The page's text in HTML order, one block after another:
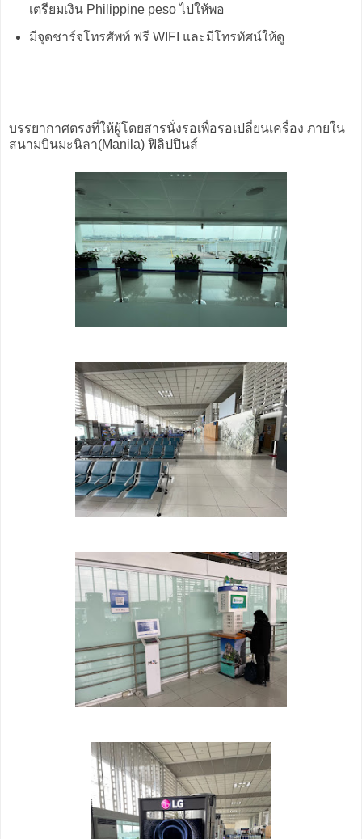
เตรียมเงิน Philippine peso ไปให้พอ
มีจุดชาร์จโทรศัพท์ ฟรี WIFI และมีโทรทัศน์ให้ดู
บรรยากาศตรงที่ให้ผู้โดยสารนั่งรอเพื่อรอเปลี่ยนเครื่อง ภายใน
สนามบินมะนิลา(Manila) ฟิลิปปินส์